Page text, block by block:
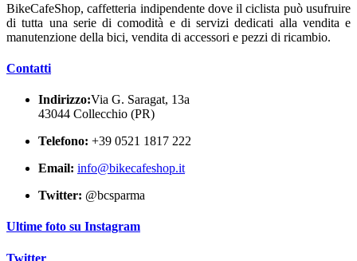
BikeCafeShop, caffetteria indipendente dove il ciclista può usufruire
di tutta una serie di comodità e di servizi dedicati alla vendita e
manutenzione della bici, vendita di accessori e pezzi di ricambio.
Contatti
Indirizzo:Via G. Saragat, 13a
43044 Collecchio (PR)
Telefono: +39 0521 1817 222
Email: info@bikecafeshop.it
Twitter: @bcsparma
Ultime foto su Instagram
Twitter